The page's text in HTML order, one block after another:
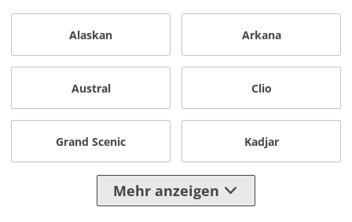
Alaskan Arkana
Austral Clio
Grand Scenic Kadjar
Mehr anzeigen